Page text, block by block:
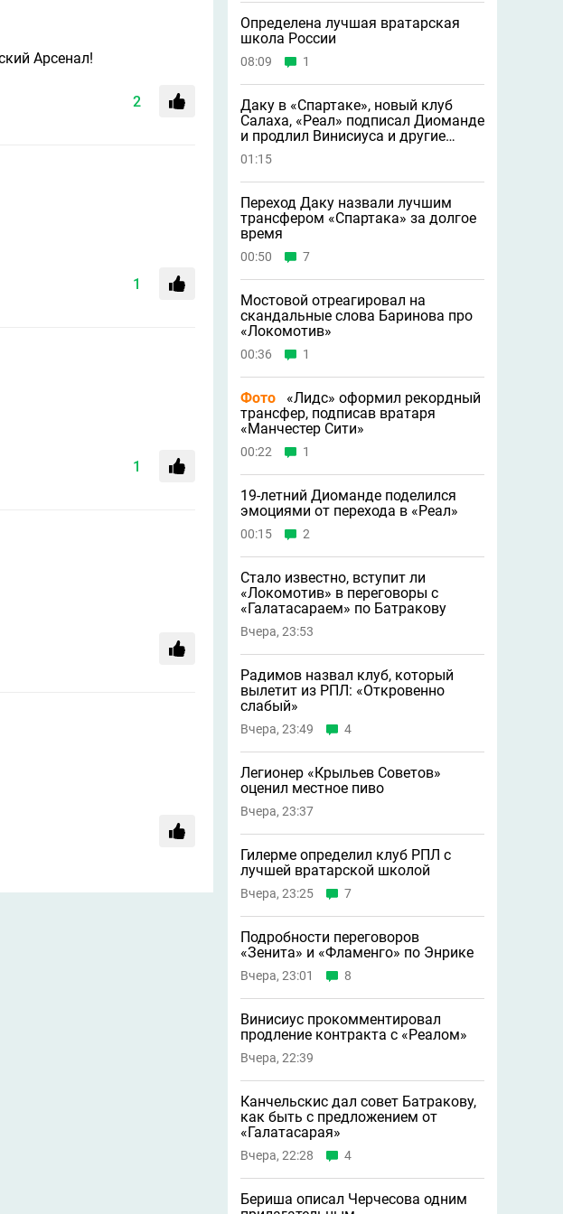
Арсенал!
2
1
1
Определена лучшая вратарская
школа России
08:09 1
Даку в «Спартаке», новый клуб
Салаха, «Реал» подписал Диоманде
и продлил Винисиуса и другие
новости
01:15
Переход Даку назвали лучшим
трансфером «Спартака» за долгое
время
00:50 7
Мостовой отреагировал на
скандальные слова Баринова про
«Локомотив»
00:36 1
Фото
«Лидс» оформил рекордный
трансфер, подписав вратаря
«Манчестер Сити»
00:22 1
19-летний Диоманде поделился
эмоциями от перехода в «Реал»
00:15 2
Стало известно, вступит ли
«Локомотив» в переговоры с
«Галатасараем» по Батракову
Вчера, 23:53
Радимов назвал клуб, который
вылетит из РПЛ: «Откровенно
слабый»
Вчера, 23:49 4
Легионер «Крыльев Советов»
оценил местное пиво
Вчера, 23:37
Гилерме определил клуб РПЛ с
лучшей вратарской школой
Вчера, 23:25 7
Подробности переговоров
«Зенита» и «Фламенго» по Энрике
Вчера, 23:01 8
Винисиус прокомментировал
продление контракта с «Реалом»
Вчера, 22:39
Канчельскис дал совет Батракову,
как быть с предложением от
«Галатасарая»
Вчера, 22:28 4
Бериша описал Черчесова одним